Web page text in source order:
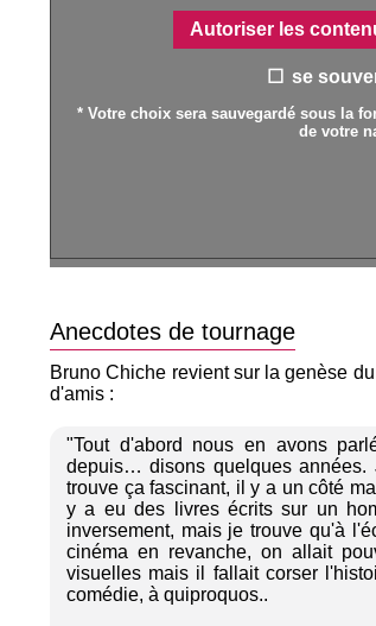
Autoriser les
se
* Votre choix sera sauvegardé sous la
de votre
Anecdotes de tournage
Bruno Chiche revient sur la genèse
d'amis :
"Tout d'abord nous en avons
depuis… disons quelques
trouve ça fascinant, il y a un côté
y a eu des livres écrits sur un
inversement, mais je trouve qu'à
cinéma en revanche, on allait
visuelles mais il fallait corser
comédie, à quiproquos..